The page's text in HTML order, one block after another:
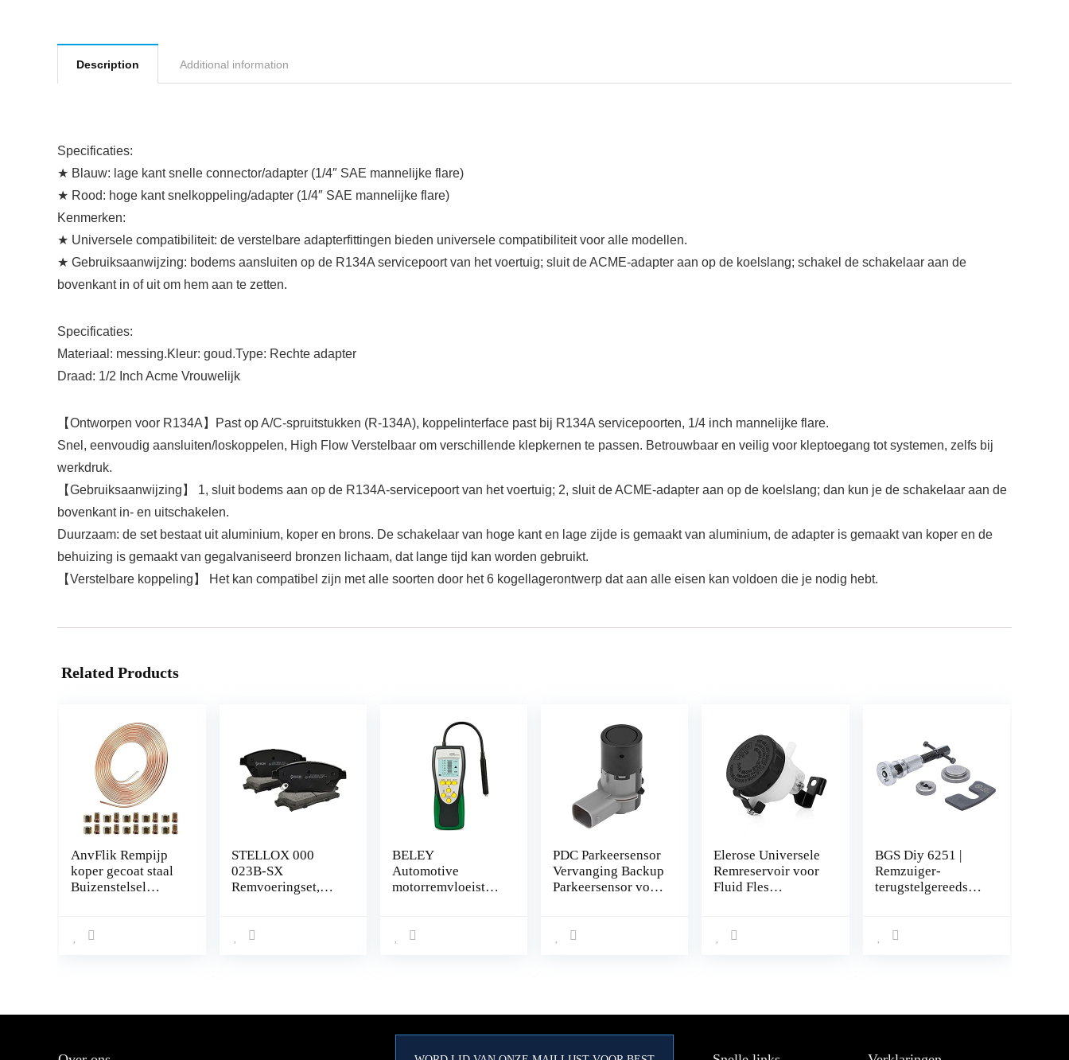
Description Additional information
Specificaties:
★ Blauw: lage kant snelle connector/adapter (1/4″ SAE mannelijke flare)
★ Rood: hoge kant snelkoppeling/adapter (1/4″ SAE mannelijke flare)
Kenmerken:
★ Universele compatibiliteit: de verstelbare adapterfittingen bieden universele compatibiliteit voor alle modellen.
★ Gebruiksaanwijzing: bodems aansluiten op de R134A servicepoort van het voertuig; sluit de ACME-adapter aan op de koelslang; schakel de schakelaar aan de
bovenkant in of uit om hem aan te zetten.
Specificaties:
Materiaal: messing.Kleur: goud.Type: Rechte adapter
Draad: 1/2 Inch Acme Vrouwelijk
【Ontworpen voor R134A】Past op A/C-spruitstukken (R-134A), koppelinterface past bij R134A servicepoorten, 1/4 inch mannelijke flare.
Snel, eenvoudig aansluiten/loskoppelen, High Flow Verstelbaar om verschillende klepkernen te passen. Betrouwbaar en veilig voor kleptoegang tot systemen, zelfs bij
werkdruk.
【Gebruiksaanwijzing】 1, sluit bodems aan op de R134A-servicepoort van het voertuig; 2, sluit de ACME-adapter aan op de koelslang; dan kun je de schakelaar aan de
bovenkant in- en uitschakelen.
Duurzaam: de set bestaat uit aluminium, koper en brons. De schakelaar van hoge kant en lage zijde is gemaakt van aluminium, de adapter is gemaakt van koper en de
behuizing is gemaakt van gegalvaniseerd bronzen lichaam, dat lange tijd kan worden gebruikt.
【Verstelbare koppeling】 Het kan compatibel zijn met alle soorten door het 6 kogellagerontwerp dat aan alle eisen kan voldoen die je nodig hebt.
Related Products
AnvFlik Rempijp
koper gecoat staal
Buizenstelsel
Vervanging
STELLOX 000
023B-SX
Remvoeringset,
BELEY
Automotive
motorremvloeistoft
2,2 inch lcd-
or
PDC Parkeersensor
Vervanging Backup
Parkeersensor voor
E53 E85 6620
Elerose Universele
Remreservoir voor
Fluid Fles
Oliebeker
BGS Diy 6251 |
Remzuiger-
terugstelgereedsch